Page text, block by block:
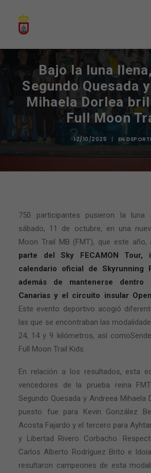
Bajo la luna
Segundo Quesada
Mihaela Dorlea
Full Moon
12/10/2025 | EN
750 participantes pusieron la
sábado, 11 de octubre, en una
Moon Trail MB (FMT), que este año,
parte del Sky FECAMON Tour,
calendario oficial de Skyrunning
además de mantenerse dentro
Canarias y el circuito insular
Este evento deportivo acogió
las que se encontraban las
24, 14 y 9 kilómetros, así
Full Moon Trail Kids.
En relación a los resultados, esta
vencedores de la prueba reina
Segundo Quesada y Andreea Mihaela
puesto fue para Kevin González
Acosta Fajardo y el tercero para
y Libertad Rivero Corbacho.
Carlos Alberto Rodríguez Brito e
resultaron campeones de esta